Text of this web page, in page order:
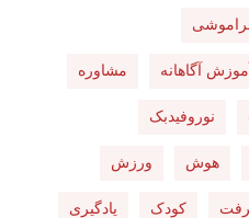
آگاهانه مشاوره
نوروفیدبک
هوش ورزش
کودک یادگیری